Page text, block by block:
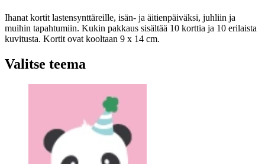
Ihanat kortit lastensynttäreille, isän- ja äitienpäiväksi, juhliin ja
muihin tapahtumiin. Kukin pakkaus sisältää 10 korttia ja 10 erilaista
kuvitusta. Kortit ovat kooltaan 9 x 14 cm.
Valitse teema